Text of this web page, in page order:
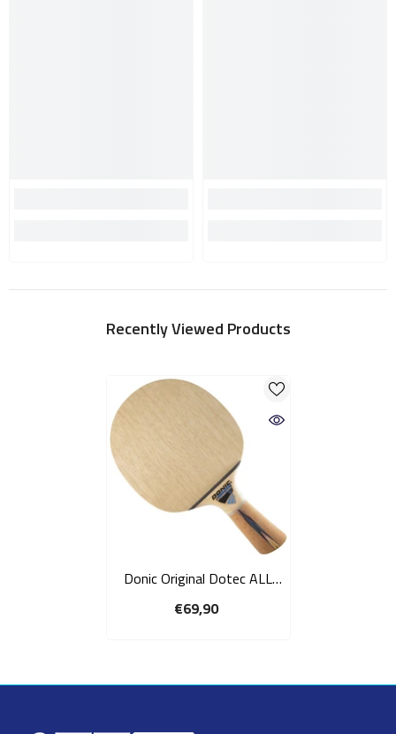
Recently Viewed Products
Donic Original Dotec ALL
tafeltennis frame
€69,90